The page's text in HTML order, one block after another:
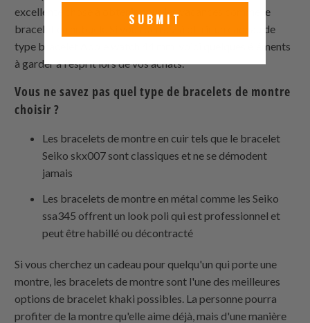
excellente chose à obtenir pour les vacances comme le
bracelet en nubuck. Si vous pensez à offrir un cadeau de
type bracelet Apple watch 44 mm, voici quelques éléments
à garder à l'esprit lors de vos achats.
Vous ne savez pas quel type de bracelets de montre
choisir ?
Les bracelets de montre en cuir tels que le bracelet
Seiko skx007 sont classiques et ne se démodent
jamais
Les bracelets de montre en métal comme les Seiko
ssa345 offrent un look poli qui est professionnel et
peut être habillé ou décontracté
Si vous cherchez un cadeau pour quelqu'un qui porte une
montre, les bracelets de montre sont l'une des meilleures
options de bracelet khaki possibles. La personne pourra
profiter de la montre qu'elle aime déjà, mais d'une manière
SUBMIT